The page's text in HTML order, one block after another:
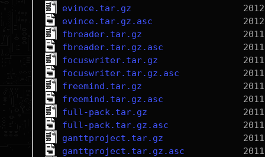
evince.tar.gz
evince.tar.gz.asc
fbreader.tar.gz
fbreader.tar.gz.asc
focuswriter.tar.gz
focuswriter.tar.gz.asc
freemind.tar.gz
freemind.tar.gz.asc
full-pack.tar.gz
full-pack.tar.gz.asc
ganttproject.tar.gz
ganttproject.tar.gz.asc